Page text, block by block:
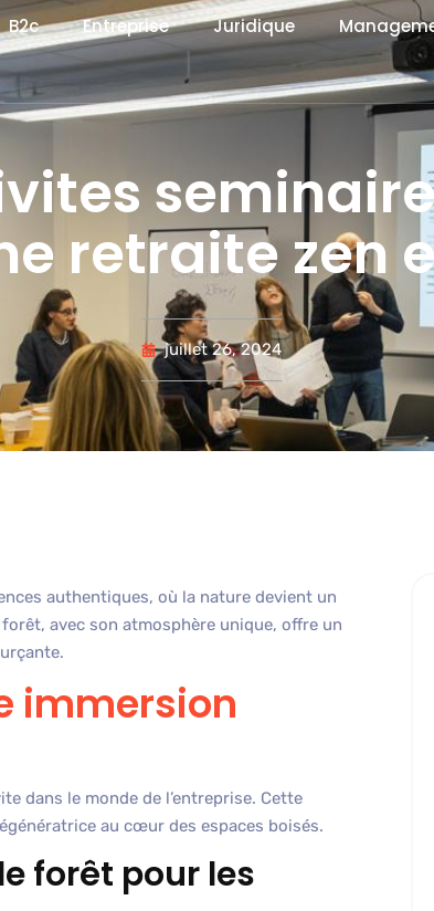
B2c Entreprise Juridique
retraite zen
juillet 26, 2024
authentiques, où la nature devient un
avec son atmosphère unique, offre un
immersion
dans le monde de l’entreprise. Cette
au cœur des espaces boisés.
forêt pour les